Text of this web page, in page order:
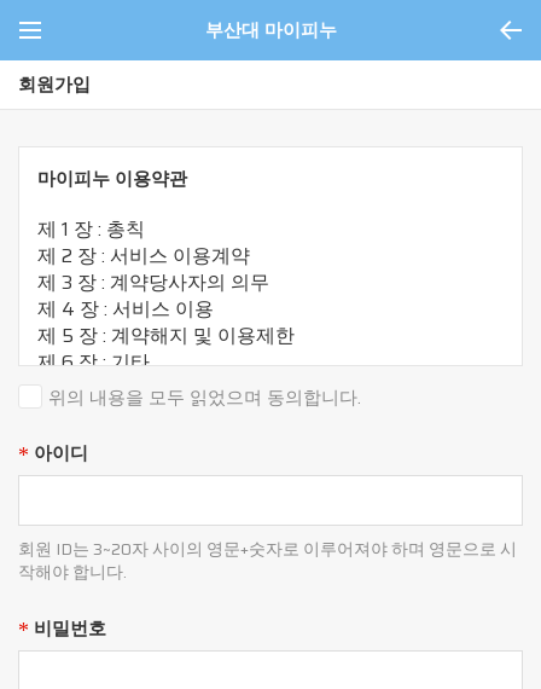
부산대 마이피누
회원가입
마이피누 이용약관
제 1 장 : 총칙
제 2 장 : 서비스 이용계약
제 3 장 : 계약당사자의 의무
제 4 장 : 서비스 이용
제 5 장 : 계약해지 및 이용제한
제 6 장 : 기타
제 1 장 총칙
제 1 조 (목적)
마이피누(mypnu.net) 서비스 약관(이하 '본 약관')은
이용자가 전기통신사업법 및 동법 시행령에 의하
여 부산대 학생 커뮤니티 마이피누(이하 '마이피
스"라 합니다)를 이용함에 있어 이용자와 "마이피
누"의 권리·의무 및 책임사항을 규정함을 목적으
위의 내용을 모두 읽었으며 동의합니다.
* 아이디
회원 ID는 3~20자 사이의 영문+숫자로 이루어져야 하며 영문으로 시
작해야 합니다.
* 비밀번호